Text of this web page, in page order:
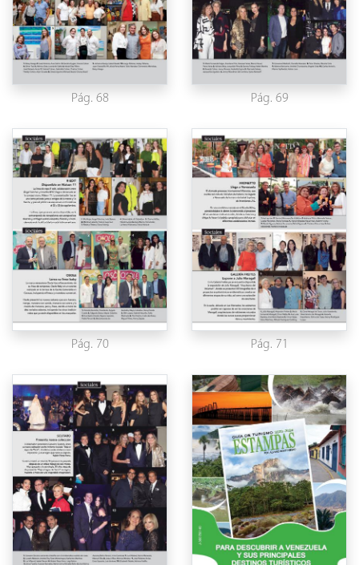
Pág. 68 Pág. 69
Pág. 70 Pág. 71